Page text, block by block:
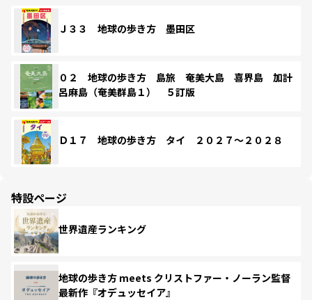
Ｊ３３ 地球の歩き方 墨田区
０２ 地球の歩き方 島旅 奄美大島 喜界島 加計
呂麻島（奄美群島１） ５訂版
Ｄ１７ 地球の歩き方 タイ ２０２７～２０２８
特設ページ
世界遺産ランキング
地球の歩き方 meets クリストファー・ノーラン監督
最新作『オデュッセイア』